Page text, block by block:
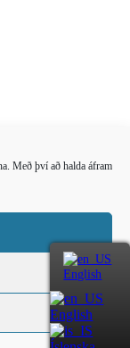
Með því að halda áfram
English
English